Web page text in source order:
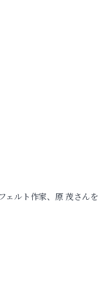
ェルト作家、原 茂さん